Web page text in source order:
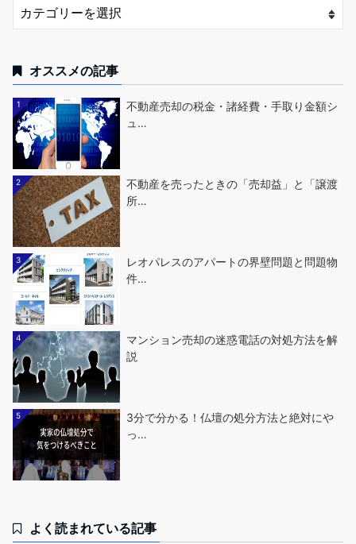
オススメの記事
1
不動産売却の税金・諸経費・手取り金額シ
ュ…
2
不動産を売ったときの「売却益」と「譲渡
所…
3
レオパレスのアパートの界壁問題と問題物
件…
4
マンション売却の迷惑電話の対処方法を解
説
5
3分で分かる！仏壇の処分方法と絶対にや
っ…
よく読まれている記事